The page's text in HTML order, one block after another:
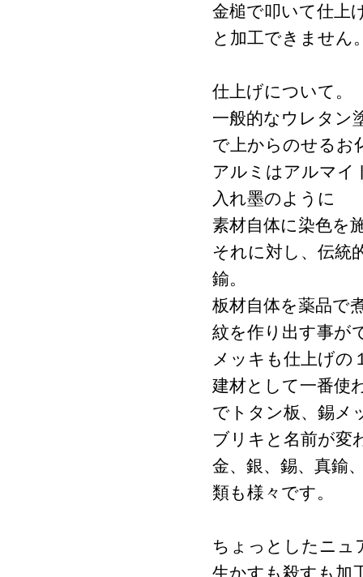
金槌で叩いて仕上
と加工できません
仕上げについて。
一般的なウレタン
で上からのせるお
アルミはアルマイ
入れ墨のように
素材自体に染色を
それに対し、伝統
鍮。
板材自体を薬品で
紋を作り出す事が
メッキも仕上げの
建材として一番使
でトタン板、錫メ
ブリキと名前が変
金、銀、錫、真鍮
類も様々です。
ちょっとしたニュ